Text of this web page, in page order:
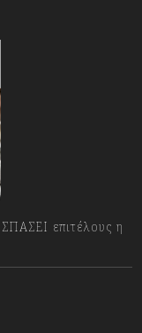
επιτέλους η